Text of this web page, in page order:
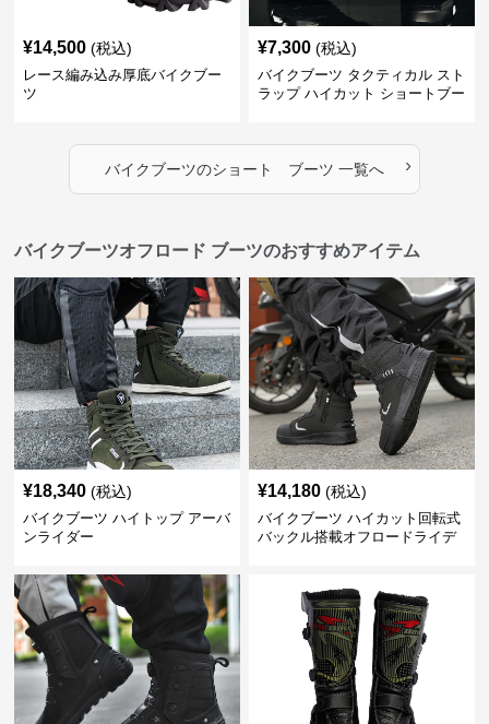
¥14,500 (税込)
レース編み込み厚底バイクブー
ツ
¥7,300 (税込)
バイクブーツ タクティカル スト
ラップ ハイカット ショートブー
バイクブーツのショート ブーツ 一覧へ ›
バイクブーツオフロード ブーツのおすすめアイテム
¥18,340 (税込)
バイクブーツ ハイトップ アーバ
ンライダー
¥14,180 (税込)
バイクブーツ ハイカット回転式
バックル搭載オフロードライデ